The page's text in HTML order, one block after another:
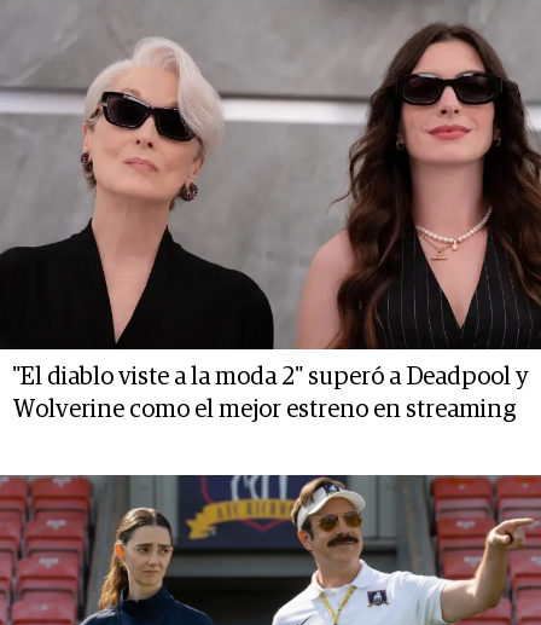
"El diablo viste a la moda 2" superó a Deadpool y
Wolverine como el mejor estreno en streaming